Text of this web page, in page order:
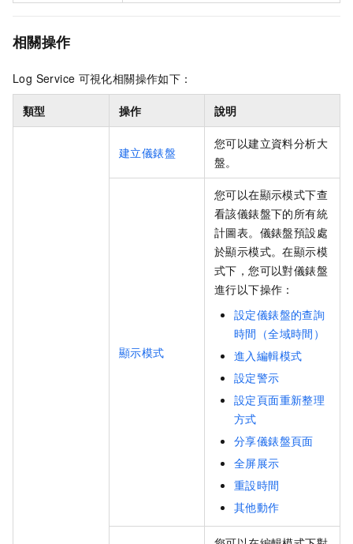
相關操作
Log Service 可視化相關操作如下：
類型 操作 說明
建立儀錶盤
您可以建立資料分析大
盤。
顯示模式
您可以在顯示模式下查
看該儀錶盤下的所有統
計圖表。儀錶盤預設處
於顯示模式。在顯示模
式下，您可以對儀錶盤
進行以下操作：
設定儀錶盤的查詢
時間（全域時間）
進入編輯模式
設定警示
設定頁面重新整理
方式
分享儀錶盤頁面
全屏展示
重設時間
其他動作